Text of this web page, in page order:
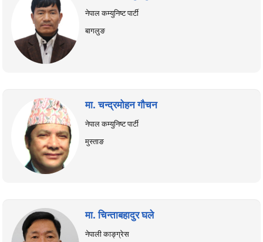
नेपाल कम्युनिष्ट पार्टी
बागलुङ
मा. चन्द्रमोहन गौचन
नेपाल कम्युनिष्ट पार्टी
मुस्ताङ
मा. चिन्ताबहादुर घले
नेपाली काङ्ग्रेस